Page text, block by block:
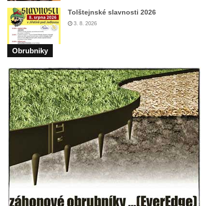
Pomník obětem 2. světové války v parku v
Mikulášovicích
Pomník obětem bombardování 8. 5. 1945 v
ulici U Plovárny ve Frýdlantu
Pamětní deska Rumburské vzpoury na
Základní škole Tyršova v Rumburku
Socha Nepokořený v parku Rumburské
vzpoury v Rumburku
Pamětní deska obětem holokaustu u
židovského hřbitova v Kovanicích
Pamětní deska legionářům na Obecním
úřadě v Kovanicích
Pomník obětem 1. světové války v
Kovanicích
Pomník obětem válek v Kněževsi
Tolštejnské slavnosti 2026
3. 8. 2026
Obrubniky